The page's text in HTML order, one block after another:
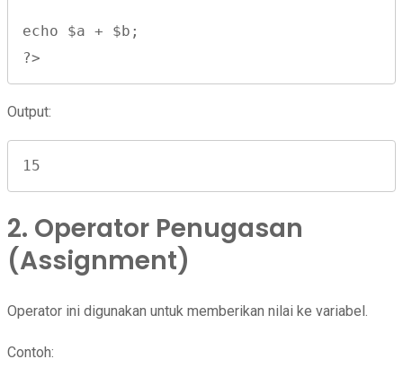
echo $a + $b;
?>
Output:
15
2. Operator Penugasan
(Assignment)
Operator ini digunakan untuk memberikan nilai ke variabel.
Contoh: